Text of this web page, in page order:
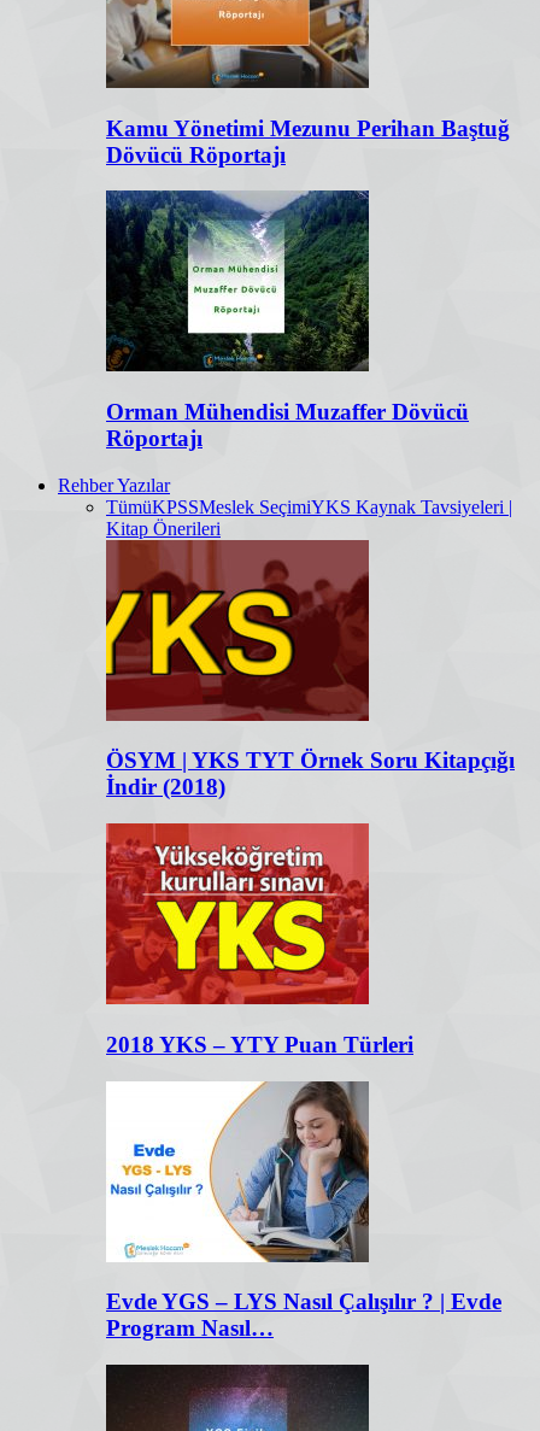
Kamu Yönetimi Mezunu Perihan Baştuğ
Dövücü Röportajı
Orman Mühendisi Muzaffer Dövücü
Röportajı
Rehber Yazılar
TümüKPSSMeslek SeçimiYKS Kaynak Tavsiyeleri |
Kitap Önerileri
ÖSYM | YKS TYT Örnek Soru Kitapçığı
İndir (2018)
2018 YKS – YTY Puan Türleri
Evde YGS – LYS Nasıl Çalışılır ? | Evde
Program Nasıl…